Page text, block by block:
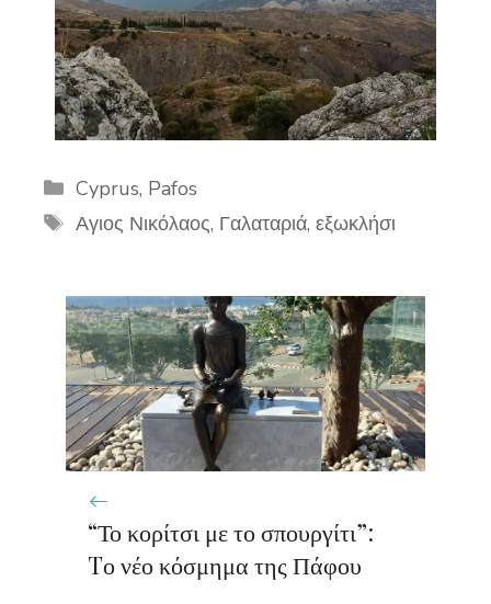
Categories
Cyprus, Pafos
Tags
Αγιος Νικόλαος, Γαλαταριά, εξωκλήσι
“Το κορίτσι με το σπουργίτι”:
Tο νέο κόσμημα της Πάφου